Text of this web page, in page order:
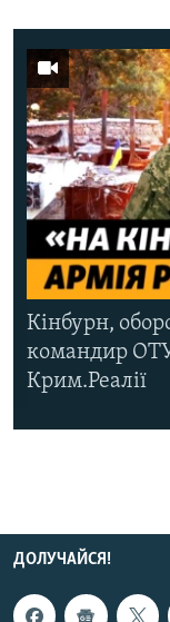
Кінбурн,
командир ОТУ
Крим.Реалії
ДОЛУЧАЙСЯ!